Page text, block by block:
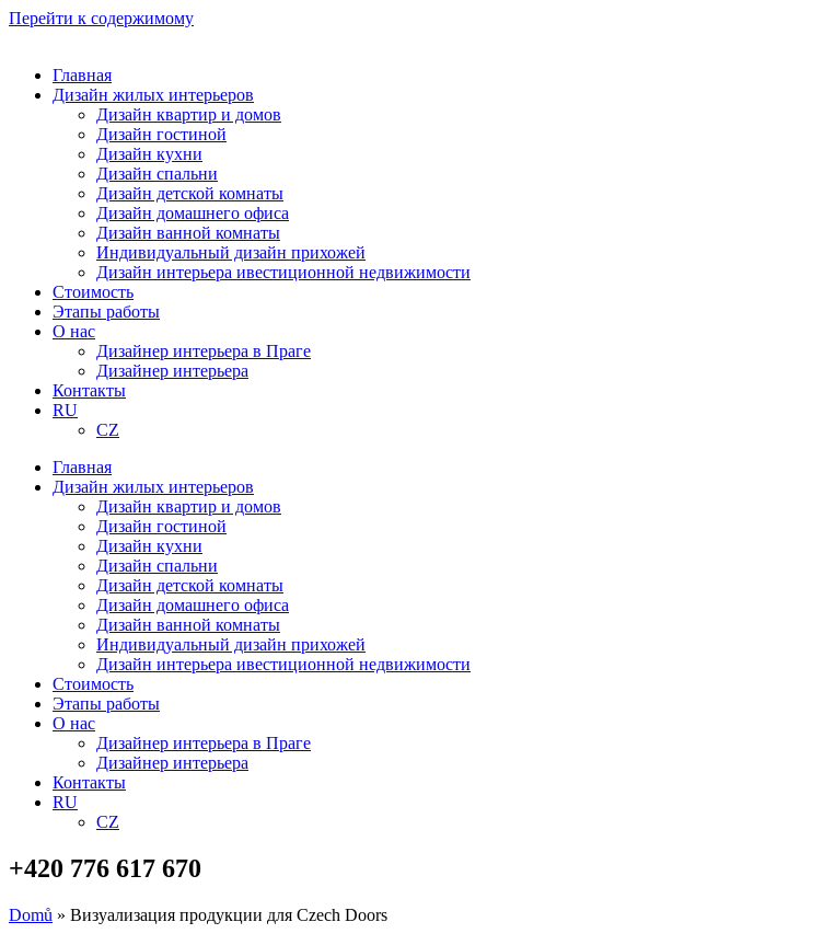
Перейти к содержимому
Главная
Дизайн жилых интерьеров
Дизайн квартир и домов
Дизайн гостиной
Дизайн кухни
Дизайн спальни
Дизайн детской комнаты
Дизайн домашнего офиса
Дизайн ванной комнаты
Индивидуальный дизайн прихожей
Дизайн интерьера ивестиционной недвижимости
Стоимость
Этапы работы
О нас
Дизайнер интерьера в Праге
Дизайнер интерьера
Контакты
RU
CZ
Главная
Дизайн жилых интерьеров
Дизайн квартир и домов
Дизайн гостиной
Дизайн кухни
Дизайн спальни
Дизайн детской комнаты
Дизайн домашнего офиса
Дизайн ванной комнаты
Индивидуальный дизайн прихожей
Дизайн интерьера ивестиционной недвижимости
Стоимость
Этапы работы
О нас
Дизайнер интерьера в Праге
Дизайнер интерьера
Контакты
RU
CZ
+420 776 617 670
Domů » Визуализация продукции для Czech Doors